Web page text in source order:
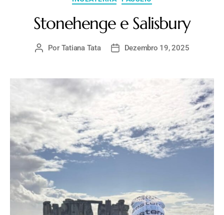
Stonehenge e Salisbury
Por Tatiana Tata Dezembro 19, 2025